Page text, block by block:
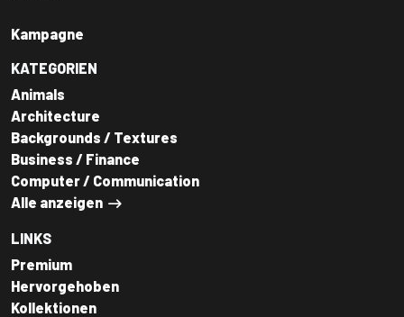
Kampagne
KATEGORIEN
Animals
Architecture
Backgrounds / Textures
Business / Finance
Computer / Communication
Alle anzeigen
LINKS
Premium
Hervorgehoben
Kollektionen